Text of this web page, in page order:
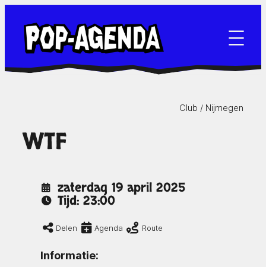
naar
inhoud
Club / Nijmegen
WTF
zaterdag 19 april 2025
Tijd: 23:00
Delen Agenda Route
Informatie: